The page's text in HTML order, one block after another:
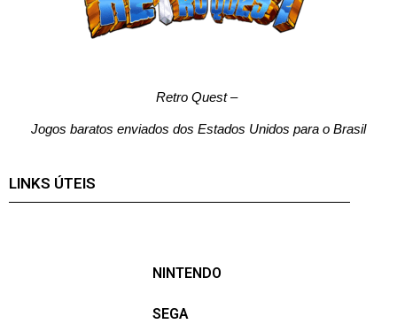
Retro Quest–
Jogos baratos enviados dos Estados Unidos para o Brasil
LINKS ÚTEIS
NINTENDO
SEGA